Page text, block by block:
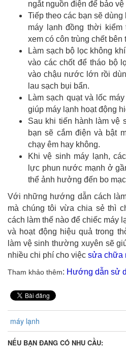
ngắt nguồn điện để bảo
Tiếp theo các bạn sẽ
máy lạnh đồng thời
xem có côn trùng chết bên
Làm sạch bộ lọc không
vào các chốt để tháo bộ
vào chậu nước lớn rồi
lau sạch bụi bẩn.
Làm sạch quạt và lốc
giúp máy lạnh hoạt động
Sau khi tiến hành làm vệ
bạn sẽ cắm điện và bật
chạy êm hay không.
Khi vệ sinh máy lạnh,
lực phun nước mạnh ở
thể ảnh hưởng đến bo
Với những hướng dẫn cách
mà chúng tôi vừa chia sẻ thì
cách làm thế nào để chiếc máy
và hoạt động hiệu quả trong
làm vệ sinh thường xuyên sẽ
nhiều chi phí cho việc sửa chữa
Tham khảo thêm: Hướng dẫn sử
máy lạnh
NẾU BẠN ĐANG CÓ NHU CẦU: